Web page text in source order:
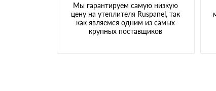
Мы гарантируем самую низкую
цену на утеплителя Ruspanel, так
как являемся одним из самых
крупных поставщиков